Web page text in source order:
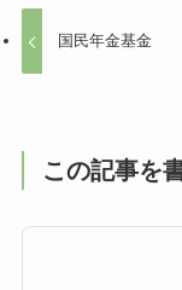
国民年金基金
この記事を